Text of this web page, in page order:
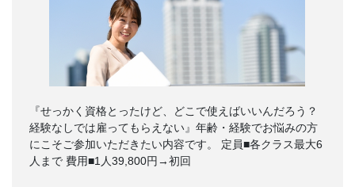
『せっかく資格とったけど、どこで使えばいいんだろう？
経験なしでは雇ってもらえない』年齢・経験でお悩みの方
にこそご参加いただきたい内容です。 定員■各クラス最大6
人まで 費用■1人39,800円→初回